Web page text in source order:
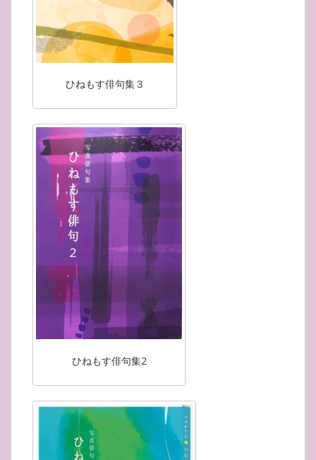
ひねもす俳句集３
ひねもす俳句集2